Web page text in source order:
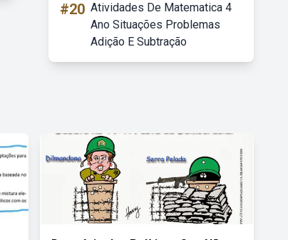
#20 Atividades De Matematica 4
Ano Situações Problemas
Adição E Subtração